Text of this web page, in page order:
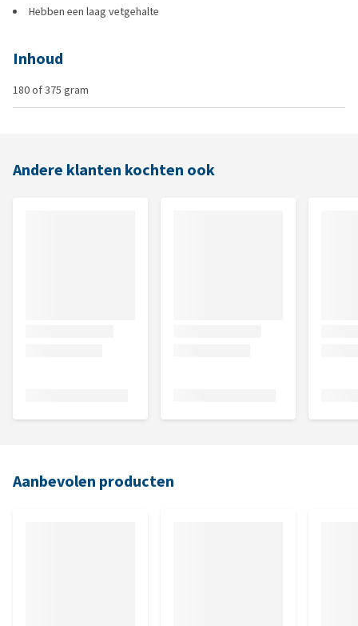
Hebben een laag vetgehalte
Inhoud
180 of 375 gram
Andere klanten kochten ook
Aanbevolen producten